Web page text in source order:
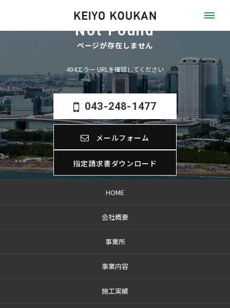
Not Found
ページが存在しません
404エラー URLを確認してください
043-248-1477
メールフォーム
指定請求書ダウンロード
HOME
会社概要
事業所
事業内容
施工実績